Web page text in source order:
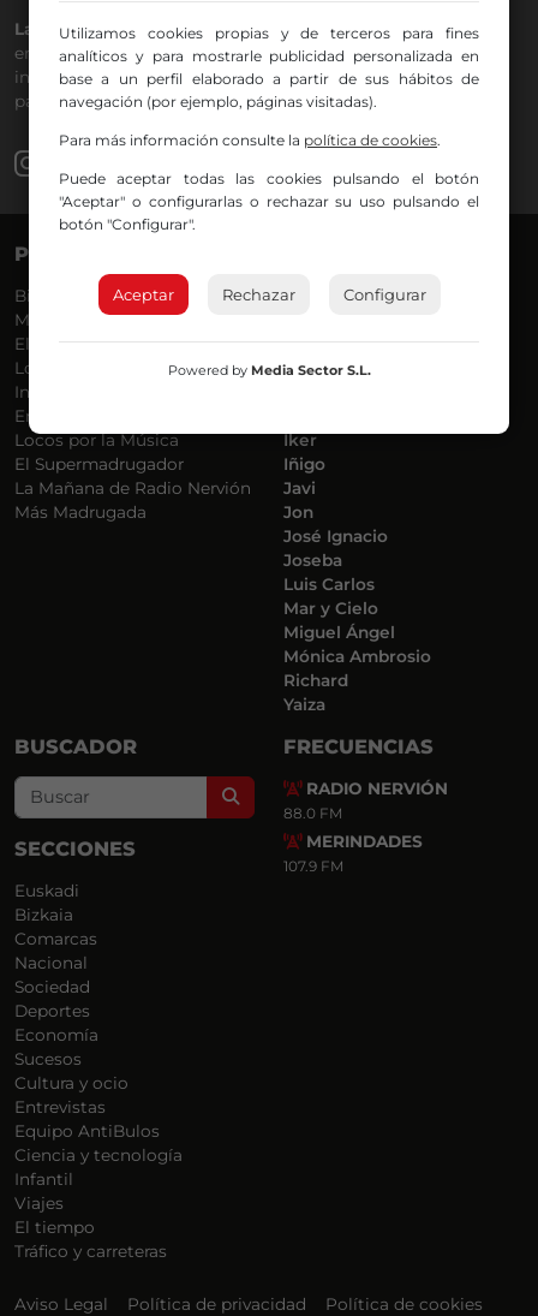
La Gran Familia desde hace40 añosen la88.0
de tu dial. La
emisora de Bilbao para todos los públicos, con Más Música,
información a menos cinco, deportes, tráfico y la
participación de los oyentes.
PROGRAMAS
Bilbosport
Más Música
El Madrugador
Lo Más Nuevo
Informativos
En Ruta
Locos por la Música
El Supermadrugador
La Mañana de Radio Nervión
Más Madrugada
Agurtzane
Dani
Eduardo
Iker
Iñigo
Javi
Jon
José Ignacio
Joseba
Luis Carlos
Mar y Cielo
Miguel Ángel
Mónica Ambrosio
Richard
Yaiza
BUSCADOR
Search
SECCIONES
Euskadi
Bizkaia
Comarcas
Nacional
Sociedad
Deportes
Economía
Sucesos
Cultura y ocio
Entrevistas
Equipo AntiBulos
Ciencia y tecnología
Infantil
Viajes
El tiempo
Tráfico y carreteras
FRECUENCIAS
RADIO NERVIÓN
88.0 FM
MERINDADES
107.9 FM
Aviso Legal Política de privacidad Política de cookies
Utilizamos cookies propias y de terceros para fines
analíticos y para mostrarle publicidad personalizada en
base a un perfil elaborado a partir de sus hábitos de
navegación (por ejemplo, páginas visitadas).
Para más información consulte la política de cookies.
Puede aceptar todas las cookies pulsando el botón
"Aceptar" o configurarlas o rechazar su uso pulsando el
botón "Configurar".
Aceptar Rechazar Configurar
Powered by Media Sector S.L.